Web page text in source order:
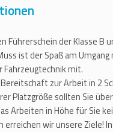
Führerschein der Klasse
ist der Spaß am
Fahrzeugtechnik mit.
zur Arbeit in 2
Platzgröße sollten Sie
Arbeiten in Höhe für Sie
erreichen wir unsere Ziele!